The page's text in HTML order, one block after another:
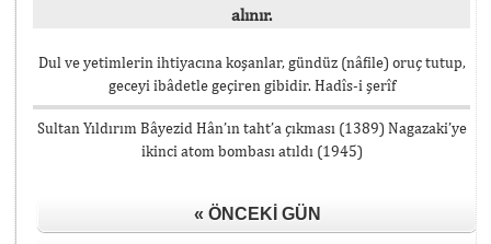
alınır.
Dul ve yetimlerin ihtiyacına koşanlar, gündüz (nâfile) oruç tutup,
geceyi ibâdetle geçiren gibidir. Hadîs-i şerîf
Sultan Yıldırım Bâyezid Hân’ın taht’a çıkması (1389) Nagazaki’ye
ikinci atom bombası atıldı (1945)
« ÖNCEKI GÜN